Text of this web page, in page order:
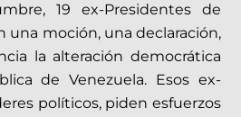
19 ex-Presidentes de
una moción, una declaración,
la alteración democrática
de Venezuela. Esos ex-
políticos, piden esfuerzos